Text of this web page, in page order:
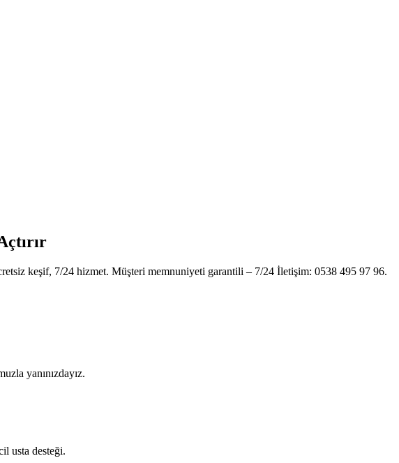
keşif, 7/24 hizmet. Müşteri memnuniyeti garantili – 7/24 İletişim: 0538 495 97 96.
yanınızdayız.
usta desteği.